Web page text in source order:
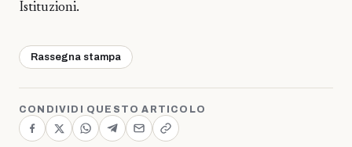
Istituzioni.
Rassegna stampa
CONDIVIDI QUESTO ARTICOLO